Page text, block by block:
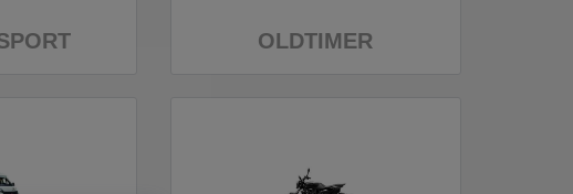
OLDTIMER